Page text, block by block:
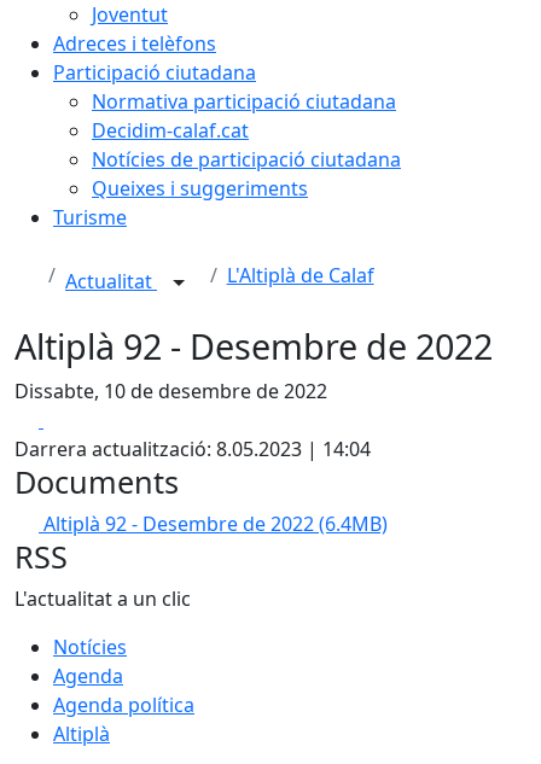
Joventut
Adreces i telèfons
Participació ciutadana
Normativa participació ciutadana
Decidim-calaf.cat
Notícies de participació ciutadana
Queixes i suggeriments
Turisme
Actualitat L'Altiplà de Calaf
Altiplà 92 - Desembre de 2022
Dissabte, 10 de desembre de 2022
Darrera actualització: 8.05.2023 | 14:04
Documents
Altiplà 92 - Desembre de 2022(6.4MB)
RSS
L'actualitat a un clic
Notícies
Agenda
Agenda política
Altiplà